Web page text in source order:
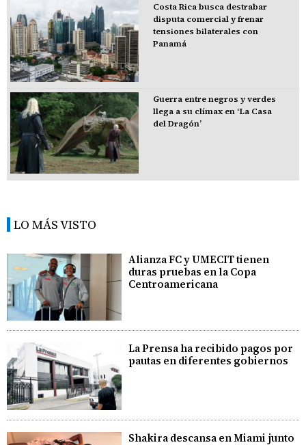
Costa Rica busca destrabar
disputa comercial y frenar
tensiones bilaterales con
Panamá
Guerra entre negros y verdes
llega a su clímax en ‘La Casa
del Dragón’
LO MÁS VISTO
Alianza FC y UMECIT tienen
duras pruebas en la Copa
Centroamericana
La Prensa ha recibido pagos por
pautas en diferentes gobiernos
Shakira descansa en Miami junto